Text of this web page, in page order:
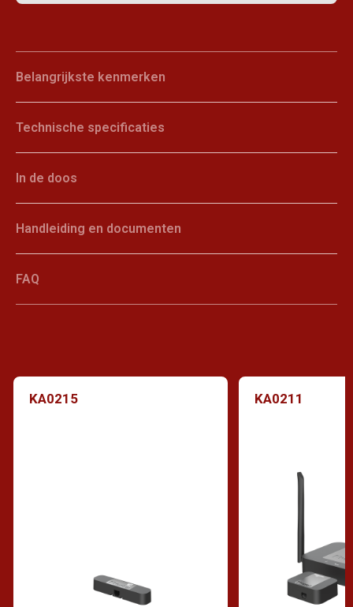
Belangrijkste kenmerken
Technische specificaties
In de doos
Handleiding en documenten
FAQ
KA0215 KA0211